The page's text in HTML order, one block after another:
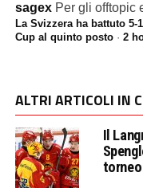
sagex Per gli offtopic
La Svizzera ha battuto
Cup al quinto posto· 2
ALTRI ARTICOLI IN
Il
torneo